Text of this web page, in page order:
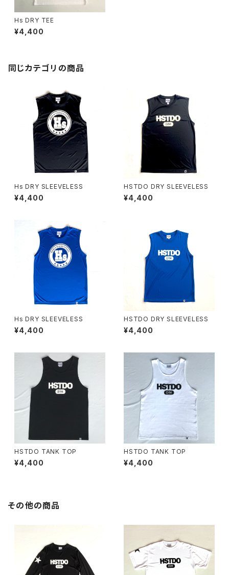
Hs DRY TEE
¥4,400
同じカテゴリの商品
Hs DRY SLEEVELESS
¥4,400
HSTDO DRY SLEEVELESS
¥4,400
Hs DRY SLEEVELESS
¥4,400
HSTDO DRY SLEEVELESS
¥4,400
HSTDO TANK TOP
¥4,400
HSTDO TANK TOP
¥4,400
その他の商品